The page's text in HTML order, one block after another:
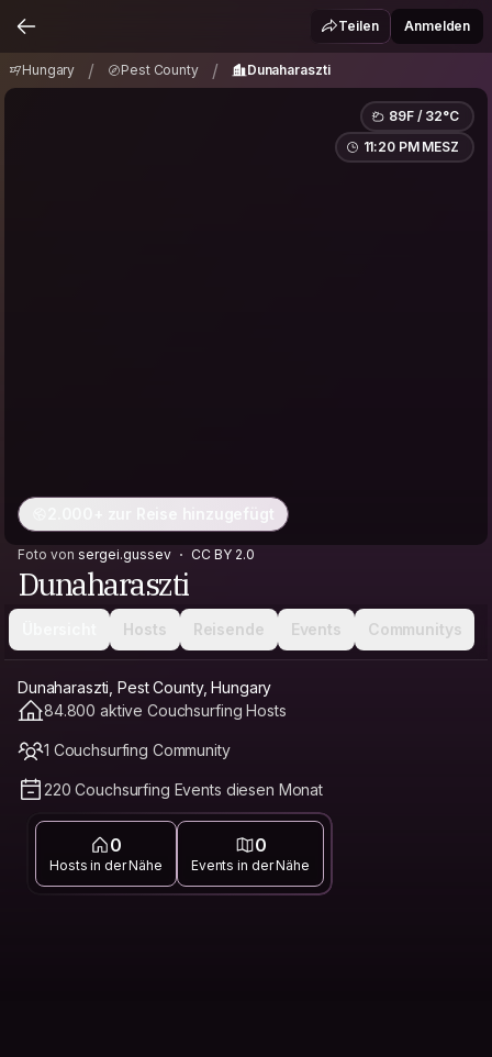
Dunaharaszti
Teilen Anmelden
Hungary / Pest County / Dunaharaszti
89F / 32°C
11:20 PM MESZ
2.000+ zur Reise hinzugefügt
Foto von sergei.gussev CC BY 2.0
Dunaharaszti
Hosts Reisende Events Communitys
Dunaharaszti, Pest County, Hungary
84.800 aktive Couchsurfing Hosts
1 Couchsurfing Community
220 Couchsurfing Events diesen Monat
0
Hosts in der Nähe
0
Events in der Nähe